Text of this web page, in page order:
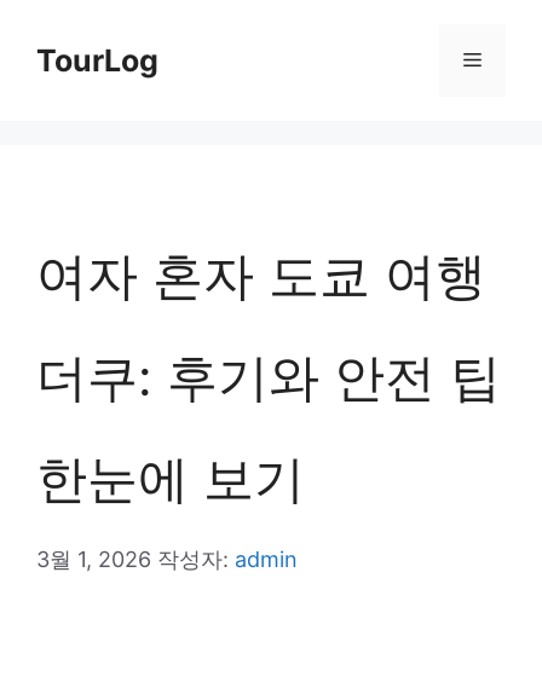
TourLog 메
여자 혼자 도쿄 여행
더쿠: 후기와 안전 팁
한눈에 보기
3월 1, 2026 작성자: admin